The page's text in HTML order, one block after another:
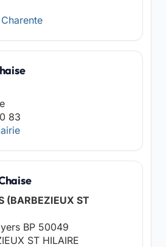
Charente
83
(BARBEZIEUX ST
BP 50049
ST HILAIRE